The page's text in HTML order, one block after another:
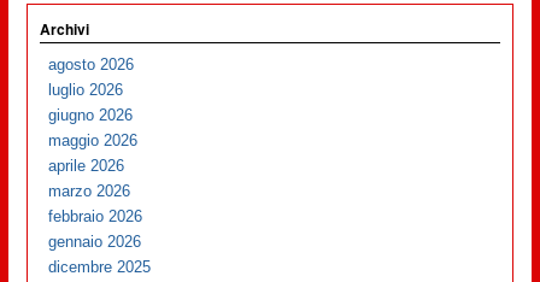
Archivi
agosto 2026
luglio 2026
giugno 2026
maggio 2026
aprile 2026
marzo 2026
febbraio 2026
gennaio 2026
dicembre 2025